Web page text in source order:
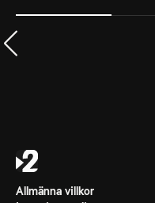
Allmänna villkor